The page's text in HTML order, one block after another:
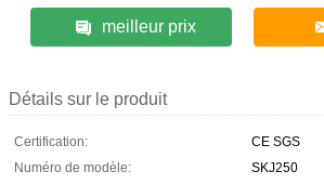
meilleur prix
Détails sur le produit
Certification:
CE SGS
Numéro de modèle:
SKJ250